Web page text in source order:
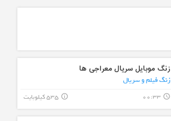
زنگ موبایل سریال معراجی ها
زنگ فیلم و سریال
query_builder
00:33 535 کیلوبایتinfo_outline